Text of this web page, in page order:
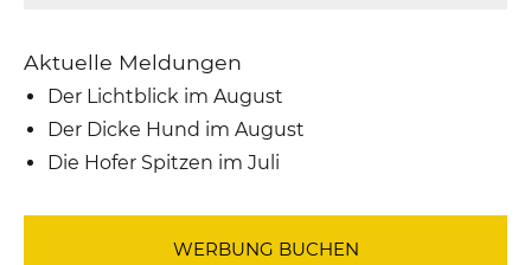
Aktuelle Meldungen
Der Lichtblick im August
Der Dicke Hund im August
Die Hofer Spitzen im Juli
WERBUNG BUCHEN